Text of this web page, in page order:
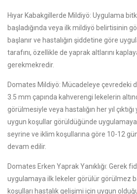
Hıyar Kabakgillerde Mildiyö: Uygulama
başladığında veya ilk mildiyö belirtisinin
başlanır ve hastalığın şiddetine göre
tarafını, özellikle de yaprak altlarını
gerekmekredir.
Domates Mildiyö: Mücadeleye çevredeki
3.5 mm çapında kahverengi lekelerin
görülmesiyle veya hastalığın her yıl
uygun koşullar görüldüğünde uygulamaya
seyrine ve iklim koşullarına göre 10-12
devam edilir.
Domates Erken Yaprak Yanıklığı: Gerek
uygulamaya ilk lekeler görülür görülmez
koşulları hastalık gelişimi için uygun